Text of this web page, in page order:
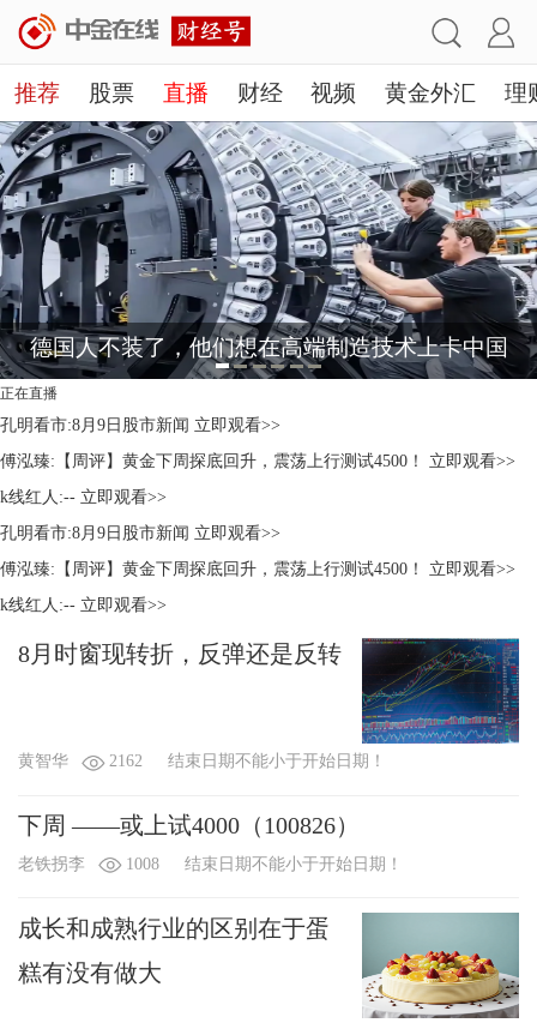
推荐 股票 直播 财经 视频 黄金外汇 理
德国人不装了，他们想在高端制造技术上卡中国
正在直播
孔明看市:8月9日股市新闻 立即观看>>
傅泓臻:【周评】黄金下周探底回升，震荡上行测试4500！
立即观看>>
k线红人:-- 立即观看>>
孔明看市:8月9日股市新闻 立即观看>>
傅泓臻:【周评】黄金下周探底回升，震荡上行测试4500！
立即观看>>
k线红人:-- 立即观看>>
8月时窗现转折，反弹还是反转
黄智华 2162 结束日期不能小于开始日期！
下周 ——或上试4000（100826）
老铁拐李 1008 结束日期不能小于开始日期！
成长和成熟行业的区别在于蛋
糕有没有做大